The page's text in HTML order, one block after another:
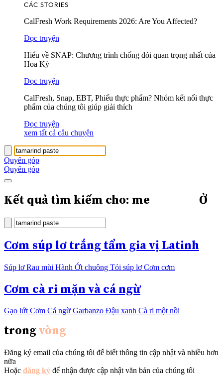
CÁC STORIES
CalFresh Work Requirements 2026: Are You Affected?
Đọc truyện
Hiểu về SNAP: Chương trình chống đói quan trọng nhất của
Hoa Kỳ
Đọc truyện
CalFresh, Snap, EBT, Phiếu thực phẩm? Nhóm kết nối thực
phẩm của chúng tôi giúp giải thích
Đọc truyện
xem tất cả câu chuyện
Quyên góp
Quyên góp
Kết quả tìm kiếm cho: me
Cơm súp lơ trắng tẩm gia vị Latinh
Súp lơ Rau mùi Hành Ớt chuông Tỏi súp lơ Cơm cơm
Cơm cà ri mặn và cá ngừ
Gạo lứt Cơm Cá ngừ Garbanzo Đậu xanh Cà ri một nồi
Ở
trongvòng
Đăng ký email của chúng tôi để biết thông tin cập nhật và nhiều hơn
nữa
Hoặc đăng ký để nhận được cập nhật văn bản của chúng tôi